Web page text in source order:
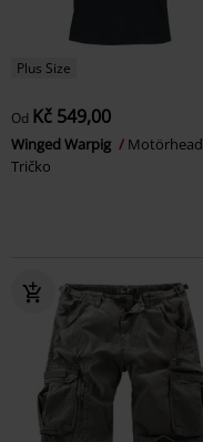
Plus Size
Od Kč 549,00
Winged Warpig
Motörhead
Tričko